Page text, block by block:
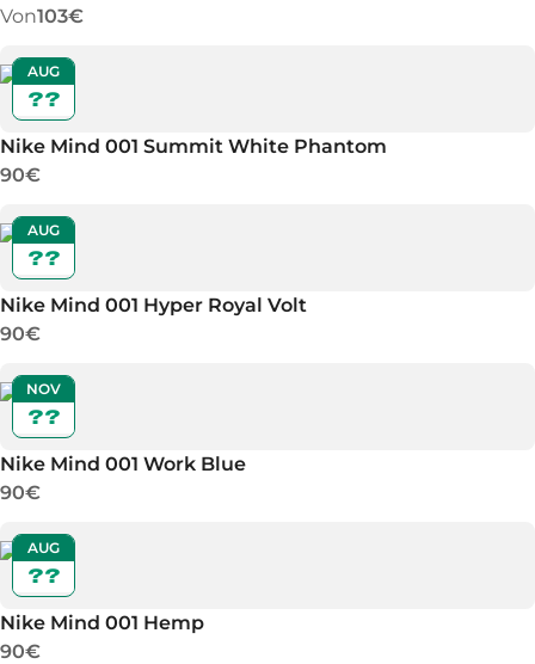
Von103€
AUG
??
Nike Mind 001 Summit White Phantom
90€
AUG
??
Nike Mind 001 Hyper Royal Volt
90€
NOV
??
Nike Mind 001 Work Blue
90€
AUG
??
Nike Mind 001 Hemp
90€